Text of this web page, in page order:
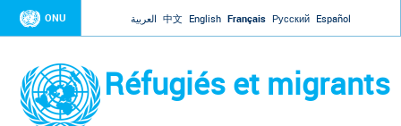
Jump to navigation
ONU العربية 中文 English Français Русский Español
Réfugiés et migrants